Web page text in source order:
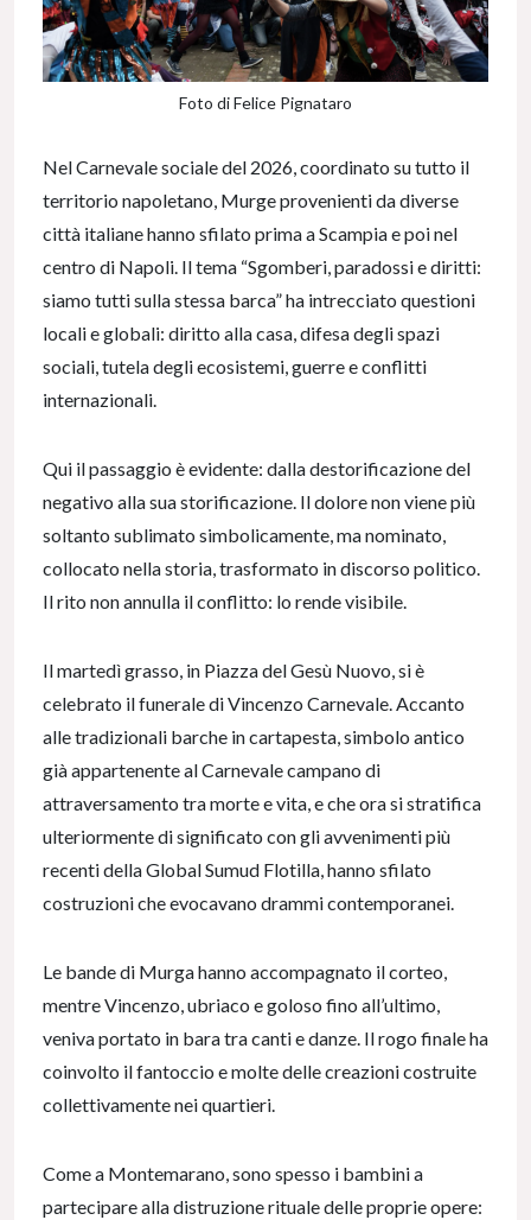
Foto di Felice Pignataro
Nel Carnevale sociale del 2026, coordinato su tutto il
territorio napoletano, Murge provenienti da diverse
città italiane hanno sfilato prima a Scampia e poi nel
centro di Napoli. Il tema “Sgomberi, paradossi e diritti:
siamo tutti sulla stessa barca” ha intrecciato questioni
locali e globali: diritto alla casa, difesa degli spazi
sociali, tutela degli ecosistemi, guerre e conflitti
internazionali.
Qui il passaggio è evidente: dalla destorificazione del
negativo alla sua storificazione. Il dolore non viene più
soltanto sublimato simbolicamente, ma nominato,
collocato nella storia, trasformato in discorso politico.
Il rito non annulla il conflitto: lo rende visibile.
Il martedì grasso, in Piazza del Gesù Nuovo, si è
celebrato il funerale di Vincenzo Carnevale. Accanto
alle tradizionali barche in cartapesta, simbolo antico
già appartenente al Carnevale campano di
attraversamento tra morte e vita, e che ora si stratifica
ulteriormente di significato con gli avvenimenti più
recenti della Global Sumud Flotilla, hanno sfilato
costruzioni che evocavano drammi contemporanei.
Le bande di Murga hanno accompagnato il corteo,
mentre Vincenzo, ubriaco e goloso fino all’ultimo,
veniva portato in bara tra canti e danze. Il rogo finale ha
coinvolto il fantoccio e molte delle creazioni costruite
collettivamente nei quartieri.
Come a Montemarano, sono spesso i bambini a
partecipare alla distruzione rituale delle proprie opere: